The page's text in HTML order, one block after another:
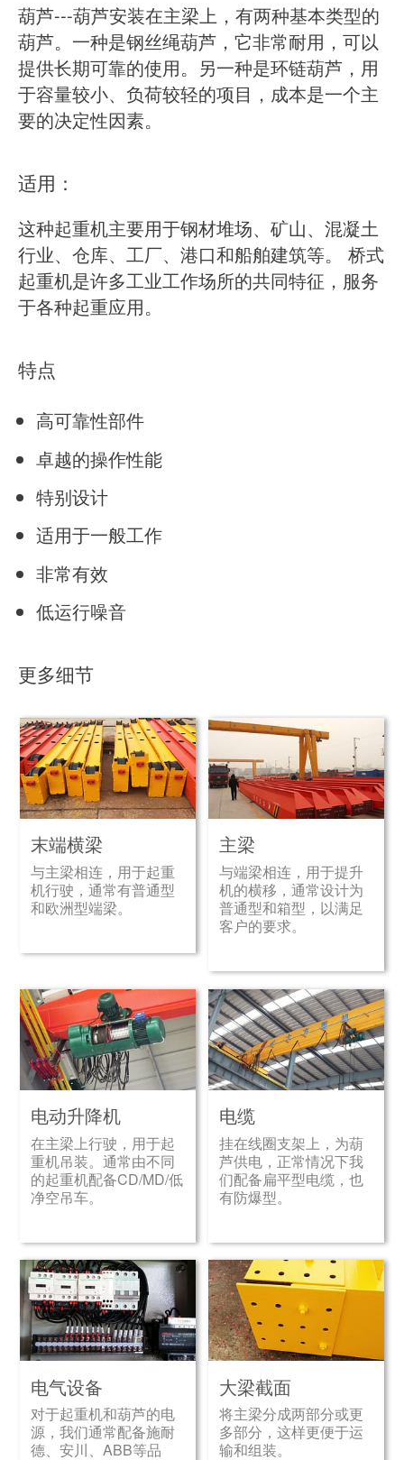
葫芦---葫芦安装在主梁上，有两种基本类型的
葫芦。一种是钢丝绳葫芦，它非常耐用，可以
提供长期可靠的使用。另一种是环链葫芦，用
于容量较小、负荷较轻的项目，成本是一个主
要的决定性因素。
适用：
这种起重机主要用于钢材堆场、矿山、混凝土
行业、仓库、工厂、港口和船舶建筑等。 桥式
起重机是许多工业工作场所的共同特征，服务
于各种起重应用。
特点
高可靠性部件
卓越的操作性能
特别设计
适用于一般工作
非常有效
低运行噪音
更多细节
末端横梁
与主梁相连，用于起重
机行驶，通常有普通型
和欧洲型端梁。
主梁
与端梁相连，用于提升
机的横移，通常设计为
普通型和箱型，以满足
客户的要求。
电动升降机
在主梁上行驶，用于起
重机吊装。通常由不同
的起重机配备CD/MD/低
净空吊车。
电缆
挂在线圈支架上，为葫
芦供电，正常情况下我
们配备扁平型电缆，也
有防爆型。
电气设备
对于起重机和葫芦的电
源，我们通常配备施耐
德、安川、ABB等品
大梁截面
将主梁分成两部分或更
多部分，这样更便于运
输和组装。